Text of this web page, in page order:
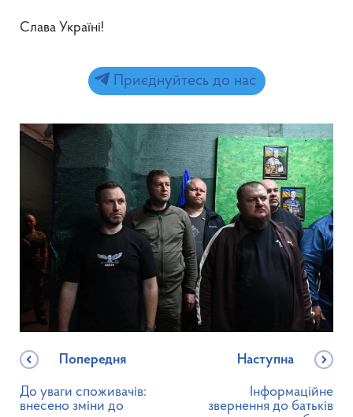
Слава Україні!
Приєднуйтесь до нас
Попередня
До уваги споживачів:
внесено зміни до
Наступна
Інформаційне
звернення до батьків